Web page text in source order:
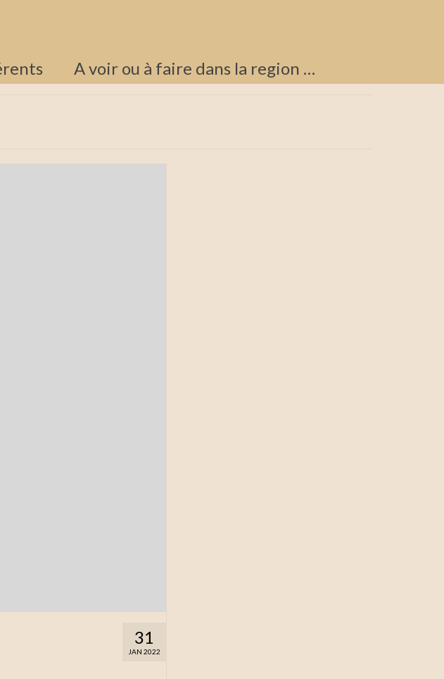
A voir ou à faire dans la region …
31
JAN 2022